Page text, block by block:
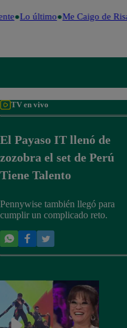
Lo último Me Caigo de Risa
TV en vivo
El Payaso IT llenó de
zozobra el set de Perú
Tiene Talento
Pennywise también llegó para
cumplir un complicado reto.